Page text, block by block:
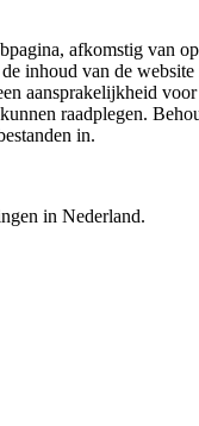
afkomstig van
inhoud van de
aansprakelijkheid
raadplegen.
in.
in Nederland.